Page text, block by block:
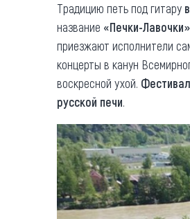
Традицию петь под гитару
название «Печки-Лавочки»
приезжают исполнители
концерты в канун
воскресной ухой.
русской печи.